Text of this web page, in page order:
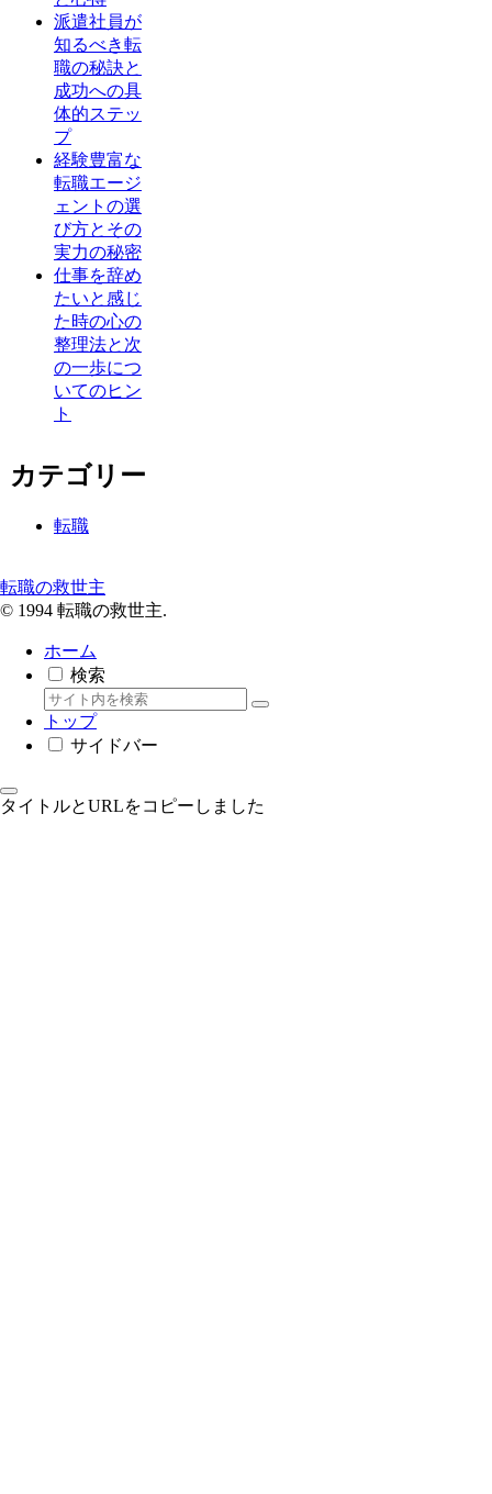
派遣社員が
知るべき転
職の秘訣と
成功への具
体的ステッ
プ
経験豊富な
転職エージ
ェントの選
び方とその
実力の秘密
仕事を辞め
たいと感じ
た時の心の
整理法と次
の一歩につ
いてのヒン
ト
カテゴリー
転職
転職の救世主
© 1994 転職の救世主.
ホーム
検索
トップ
サイドバー
タイトルとURLをコピーしました